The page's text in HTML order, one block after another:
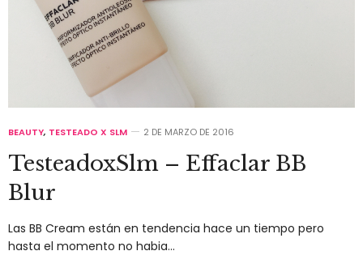
BEAUTY, TESTEADO X SLM 2 DE MARZO DE 2016
TesteadoxSlm – Effaclar BB
Blur
Las BB Cream están en tendencia hace un tiempo pero
hasta el momento no habia…